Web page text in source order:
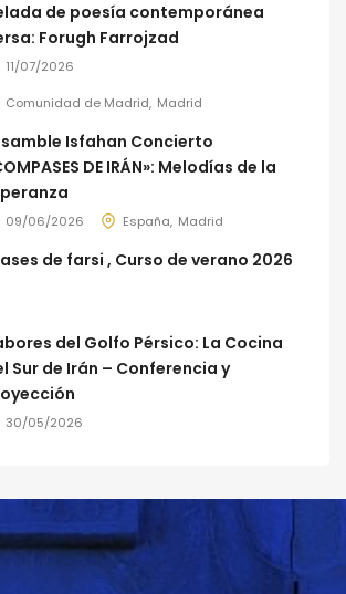
de poesía contemporánea
Forugh Farrojzad
11/07/2026
Comunidad de Madrid Madrid
Isfahan Concierto
DE IRÁN»: Melodías de la
09/06/2026 España Madrid
de farsi , Curso de verano 2026
del Golfo Pérsico: La Cocina
Sur de Irán – Conferencia y
30/05/2026